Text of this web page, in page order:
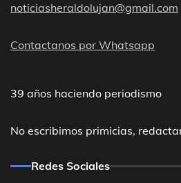
noticiasheraldolujan@gmail.com
Contactanos por Whatsapp
39 años haciendo periodismo
No escribimos primicias,
Redes Sociales